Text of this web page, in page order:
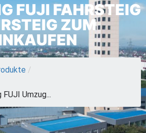
FUJI FAHRSTEIG
ZUM
/
Umzug...